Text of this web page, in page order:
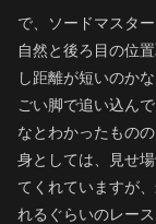
で、ソードマスタ
自然と後ろ目の位
し距離が短いのか
ごい脚で追い込ん
なとわかったもの
身としては、見せ
てくれていますが
れるぐらいのレー